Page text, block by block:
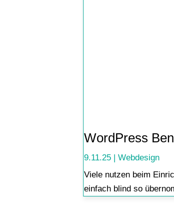
WordPress
9.11.25| Webdesign
Viele nutzen beim
einfach blind so